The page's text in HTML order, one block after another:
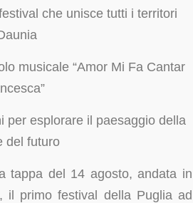
che unisce tutti i territori
musicale “Amor Mi Fa Cantar
per esplorare il paesaggio della
del futuro
tappa del 14 agosto, andata in
il primo festival della Puglia ad